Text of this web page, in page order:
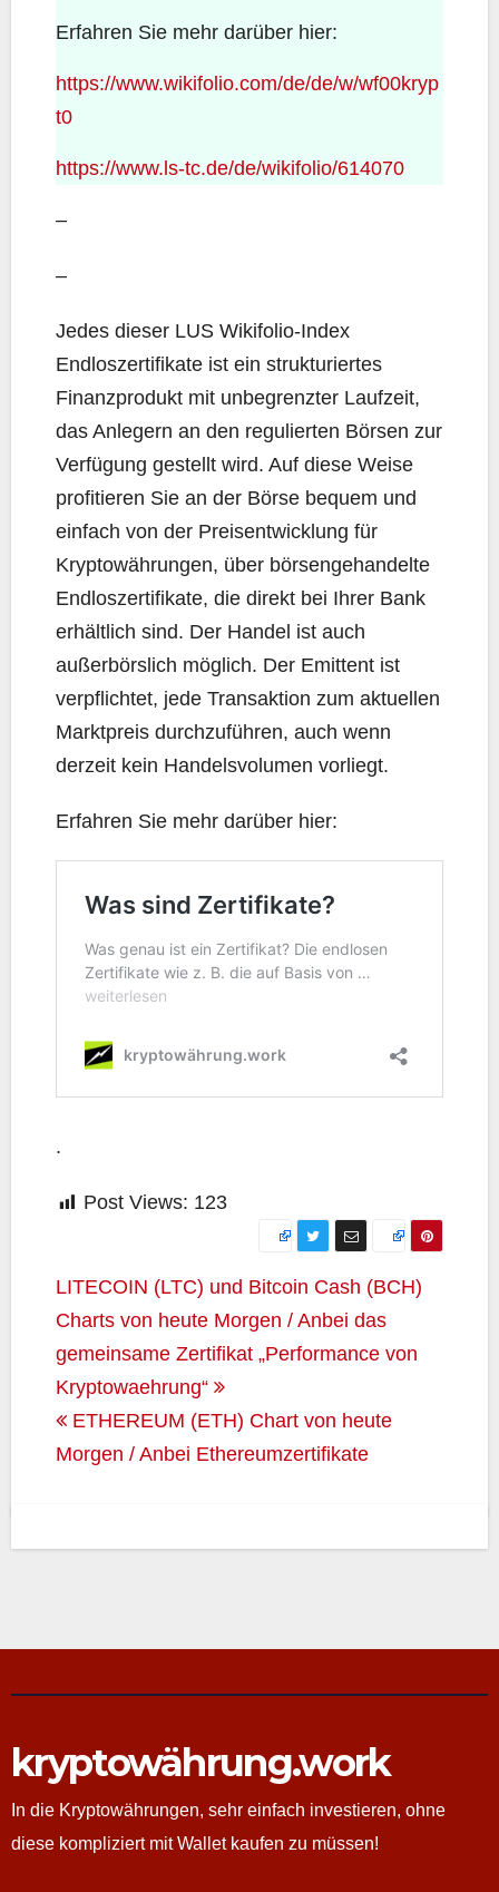
Erfahren Sie mehr darüber hier:
https://www.wikifolio.com/de/de/w/wf00kryp
t0
https://www.ls-tc.de/de/wikifolio/614070
–
–
Jedes dieser LUS Wikifolio-Index
Endloszertifikate ist ein strukturiertes
Finanzprodukt mit unbegrenzter Laufzeit,
das Anlegern an den regulierten Börsen zur
Verfügung gestellt wird. Auf diese Weise
profitieren Sie an der Börse bequem und
einfach von der Preisentwicklung für
Kryptowährungen, über börsengehandelte
Endloszertifikate, die direkt bei Ihrer Bank
erhältlich sind. Der Handel ist auch
außerbörslich möglich. Der Emittent ist
verpflichtet, jede Transaktion zum aktuellen
Marktpreis durchzuführen, auch wenn
derzeit kein Handelsvolumen vorliegt.
Erfahren Sie mehr darüber hier:
.
Post Views: 123
Beitragsnavigation
LITECOIN (LTC) und Bitcoin Cash (BCH)
Charts von heute Morgen / Anbei das
gemeinsame Zertifikat „Performance von
Kryptowaehrung“
ETHEREUM (ETH) Chart von heute
Morgen / Anbei Ethereumzertifikate
kryptowährung.work
In die Kryptowährungen, sehr einfach investieren, ohne
diese kompliziert mit Wallet kaufen zu müssen!